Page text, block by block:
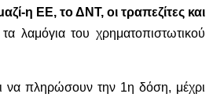
η ΕΕ, το ΔΝΤ, οι τραπεζίτες και
τα λαμόγια του χρηματοπιστωτικού
να πληρώσουν την 1η δόση, μέχρι